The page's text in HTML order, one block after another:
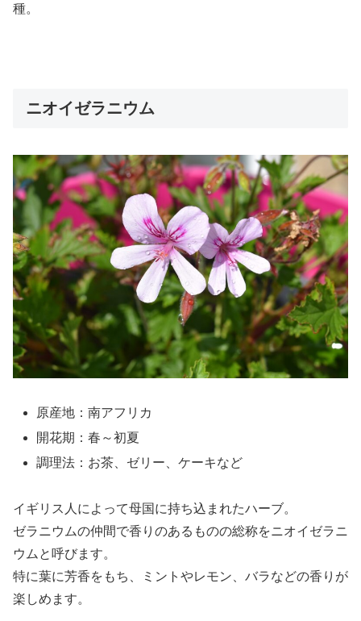
種。
ニオイゼラニウム
原産地：南アフリカ
開花期：春～初夏
調理法：お茶、ゼリー、ケーキなど
イギリス人によって母国に持ち込まれたハーブ。
ゼラニウムの仲間で香りのあるものの総称をニオイゼラニ
ウムと呼びます。
特に葉に芳香をもち、ミントやレモン、バラなどの香りが
楽しめます。